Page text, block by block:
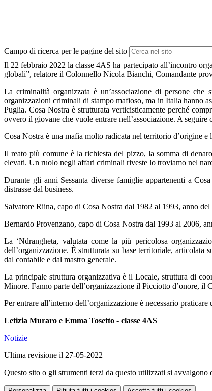
Campo di ricerca per le pagine del sito
Il 22 febbraio 2022 la classe 4AS ha partecipato all’incontro
globali”, relatore il Colonnello Nicola Bianchi, Comandante
La criminalità organizzata è un’associazione di persone
organizzazioni criminali di stampo mafioso, ma in Italia hanno
Puglia. Cosa Nostra è strutturata verticisticamente perché
ovvero il giovane che vuole entrare nell’associazione. A
Cosa Nostra è una mafia molto radicata nel territorio d’origine
Il reato più comune è la richiesta del pizzo, la somma di
elevati. Un ruolo negli affari criminali riveste lo troviamo nel
Durante gli anni Sessanta diverse famiglie appartenenti a
distrasse dal business.
Salvatore Riina, capo di Cosa Nostra dal 1982 al 1993, anno
Bernardo Provenzano, capo di Cosa Nostra dal 1993 al 2006,
La ‘Ndrangheta, valutata come la più pericolosa
dell’organizzazione. È strutturata su base territoriale,
dal contabile e dal mastro generale.
La principale struttura organizzativa è il Locale, struttura di
Minore. Fanno parte dell’organizzazione il Picciotto d’onore, il
Per entrare all’interno dell’organizzazione è necessario
Letizia Muraro e Emma Tosetto - classe 4AS
Notizie
Ultima revisione il 27-05-2022
Questo sito o gli strumenti terzi da questo utilizzati si